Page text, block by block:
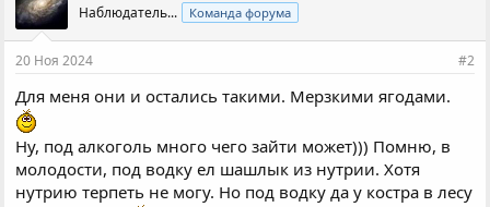
Наблюдатель... Команда форума
20 Ноя 2024 #2
Для меня они и остались такими. Мерзкими ягодами.
Ну, под алкоголь много чего зайти может))) Помню, в
молодости, под водку ел шашлык из нутрии. Хотя
нутрию терпеть не могу. Но под водку да у костра в лесу